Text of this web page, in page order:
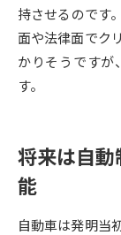
併願校選び
持させるのです
面や法律面でク
かりそうですが
す。
将来は自
能
自動車は発明当